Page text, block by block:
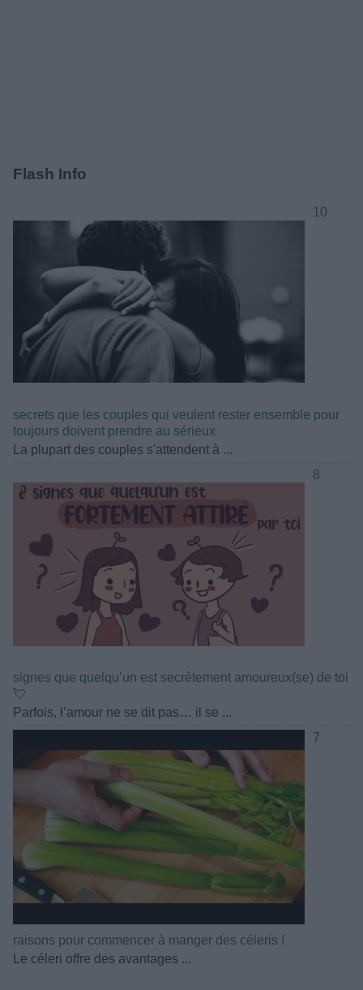
Flash Info
10
secrets que les couples qui veulent rester ensemble pour
toujours doivent prendre au sérieux
La plupart des couples s'attendent à ...
8
signes que quelqu’un est secrètement amoureux(se) de toi
💘
Parfois, l’amour ne se dit pas… il se ...
7
raisons pour commencer à manger des céleris !
Le céleri offre des avantages ...